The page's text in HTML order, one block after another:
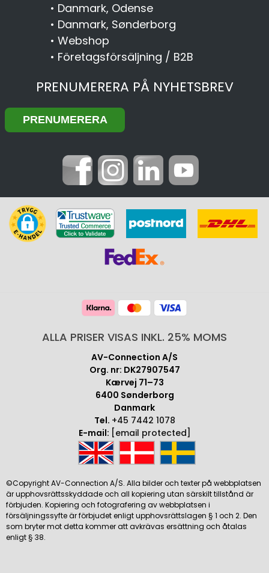
• Danmark, Odense
• Danmark, Sønderborg
• Webshop
• Företagsförsäljning / B2B
PRENUMERERA PÅ NYHETSBREV
ALLA PRISER VISAS INKL. 25% MOMS
AV-Connection A/S
Org. nr: DK27907547
Kærvej 71–73
6400 Sønderborg
Danmark
Tel. +45 7442 1078
E-mail: [email protected]
©Copyright AV-Connection A/S. Alla bilder och texter på webbplatsen
är upphovsrättsskyddade och all kopiering utan särskilt tillstånd är
förbjuden. Kopiering och fotografering av webbplatsen i
försäljningssyfte är förbjudet enligt upphovsrättslagen § 1 och 2. Den
som bryter mot detta kommer att avkrävas ersättning och åtalas
enligt § 38.